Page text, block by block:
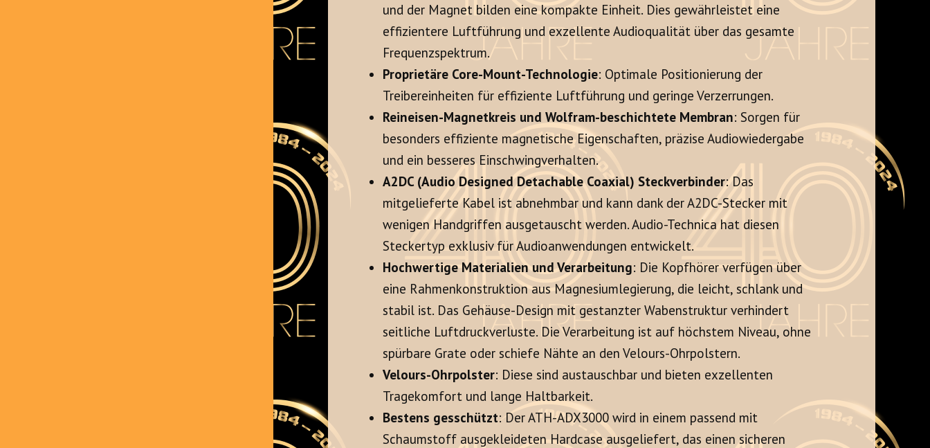
und der Magnet bilden eine kompakte Einheit. Dies gewährleistet eine
effizientere Luftführung und exzellente Audioqualität über das gesamte
Frequenzspektrum.
Proprietäre Core-Mount-Technologie: Optimale Positionierung der
Treibereinheiten für effiziente Luftführung und geringe Verzerrungen.
Reineisen-Magnetkreis und Wolfram-beschichtete Membran: Sorgen für
besonders effiziente magnetische Eigenschaften, präzise Audiowiedergabe
und ein besseres Einschwingverhalten.
A2DC (Audio Designed Detachable Coaxial) Steckverbinder: Das
mitgelieferte Kabel ist abnehmbar und kann dank der A2DC-Stecker mit
wenigen Handgriffen ausgetauscht werden. Audio-Technica hat diesen
Steckertyp exklusiv für Audioanwendungen entwickelt.
Hochwertige Materialien und Verarbeitung: Die Kopfhörer verfügen über
eine Rahmenkonstruktion aus Magnesiumlegierung, die leicht, schlank und
stabil ist. Das Gehäuse-Design mit gestanzter Wabenstruktur verhindert
seitliche Luftdruckverluste. Die Verarbeitung ist auf höchstem Niveau, ohne
spürbare Grate oder schiefe Nähte an den Velours-Ohrpolstern.
Velours-Ohrpolster: Diese sind austauschbar und bieten exzellenten
Tragekomfort und lange Haltbarkeit.
Bestens gesschützt: Der ATH-ADX3000 wird in einem passend mit
Schaumstoff ausgekleideten Hardcase ausgeliefert, das einen sicheren